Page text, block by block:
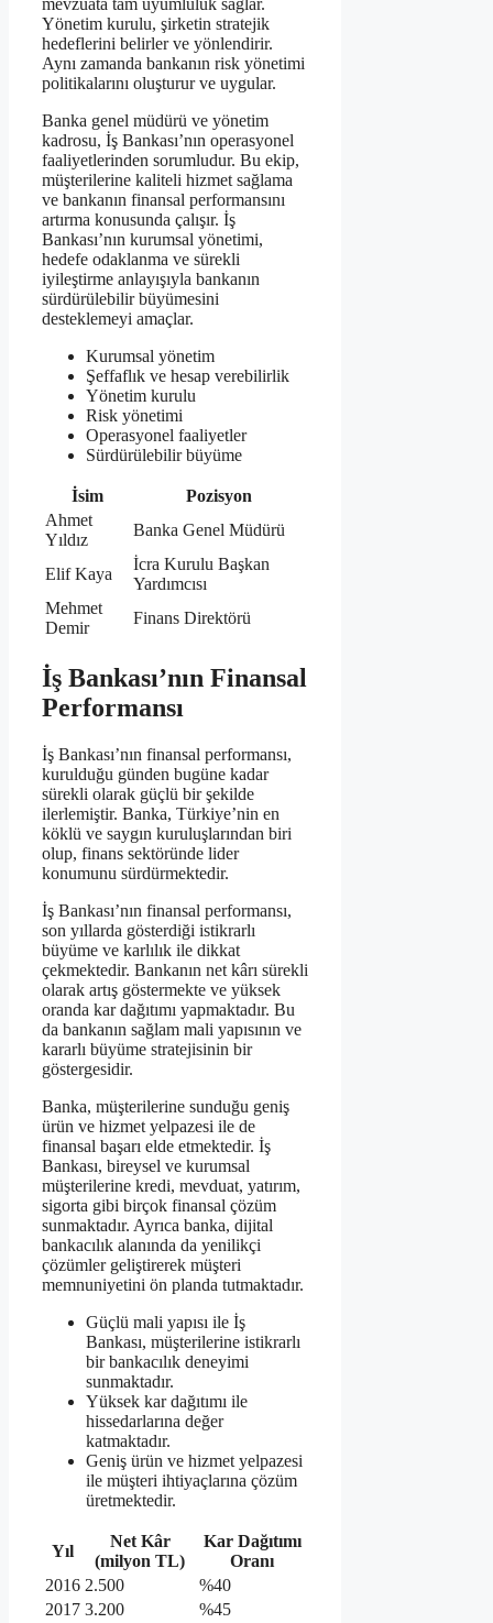
mevzuata tam uyumluluk sağlar.
Yönetim kurulu, şirketin stratejik
hedeflerini belirler ve yönlendirir.
Aynı zamanda bankanın risk yönetimi
politikalarını oluşturur ve uygular.
Banka genel müdürü ve yönetim
kadrosu, İş Bankası’nın operasyonel
faaliyetlerinden sorumludur. Bu ekip,
müşterilerine kaliteli hizmet sağlama
ve bankanın finansal performansını
artırma konusunda çalışır. İş
Bankası’nın kurumsal yönetimi,
hedefe odaklanma ve sürekli
iyileştirme anlayışıyla bankanın
sürdürülebilir büyümesini
desteklemeyi amaçlar.
Kurumsal yönetim
Şeffaflık ve hesap verebilirlik
Yönetim kurulu
Risk yönetimi
Operasyonel faaliyetler
Sürdürülebilir büyüme
İsim
Pozisyon
Ahmet
Yıldız
Banka Genel Müdürü
Elif Kaya
İcra Kurulu Başkan
Yardımcısı
Mehmet
Demir
Finans Direktörü
İş Bankası’nın Finansal
Performansı
İş Bankası’nın finansal performansı,
kurulduğu günden bugüne kadar
sürekli olarak güçlü bir şekilde
ilerlemiştir. Banka, Türkiye’nin en
köklü ve saygın kuruluşlarından biri
olup, finans sektöründe lider
konumunu sürdürmektedir.
İş Bankası’nın finansal performansı,
son yıllarda gösterdiği istikrarlı
büyüme ve karlılık ile dikkat
çekmektedir. Bankanın net kârı sürekli
olarak artış göstermekte ve yüksek
oranda kar dağıtımı yapmaktadır. Bu
da bankanın sağlam mali yapısının ve
kararlı büyüme stratejisinin bir
göstergesidir.
Banka, müşterilerine sunduğu geniş
ürün ve hizmet yelpazesi ile de
finansal başarı elde etmektedir. İş
Bankası, bireysel ve kurumsal
müşterilerine kredi, mevduat, yatırım,
sigorta gibi birçok finansal çözüm
sunmaktadır. Ayrıca banka, dijital
bankacılık alanında da yenilikçi
çözümler geliştirerek müşteri
memnuniyetini ön planda tutmaktadır.
Güçlü mali yapısı ile İş
Bankası, müşterilerine istikrarlı
bir bankacılık deneyimi
sunmaktadır.
Yüksek kar dağıtımı ile
hissedarlarına değer
katmaktadır.
Geniş ürün ve hizmet yelpazesi
ile müşteri ihtiyaçlarına çözüm
üretmektedir.
Yıl
Net Kâr
(milyon TL)
Kar Dağıtımı
Oranı
2016 2.500
%40
2017 3.200
%45